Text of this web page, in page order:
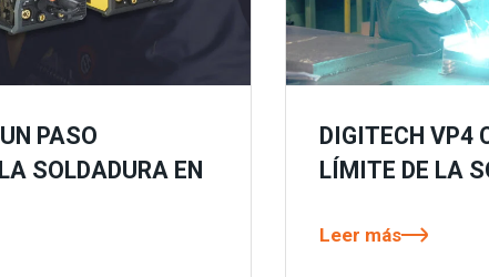
PASO
SOLDADURA EN
DIGITECH VP4
LÍMITE DE LA
Leer más